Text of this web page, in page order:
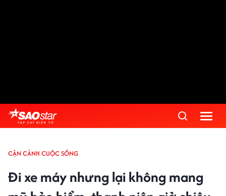
CẬN CẢNH CUỘC SỐNG
Đi xe máy nhưng lại không mang